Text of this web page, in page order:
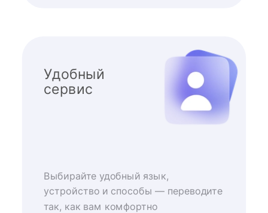
Удобный
сервис
Выбирайте удобный язык,
устройство и способы — переводите
так, как вам комфортно